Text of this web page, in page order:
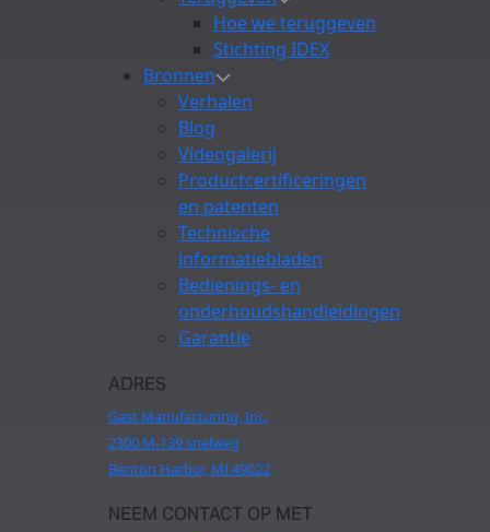
Hoe we teruggeven
Stichting IDEX
Bronnen
Verhalen
Blog
Videogalerij
Productcertificeringen
en patenten
Technische
informatiebladen
Bedienings- en
onderhoudshandleidingen
Garantie
ADRES
Gast Manufacturing, Inc.
2300 M-139 snelweg
Benton Harbor, MI 49022
NEEM CONTACT OP MET